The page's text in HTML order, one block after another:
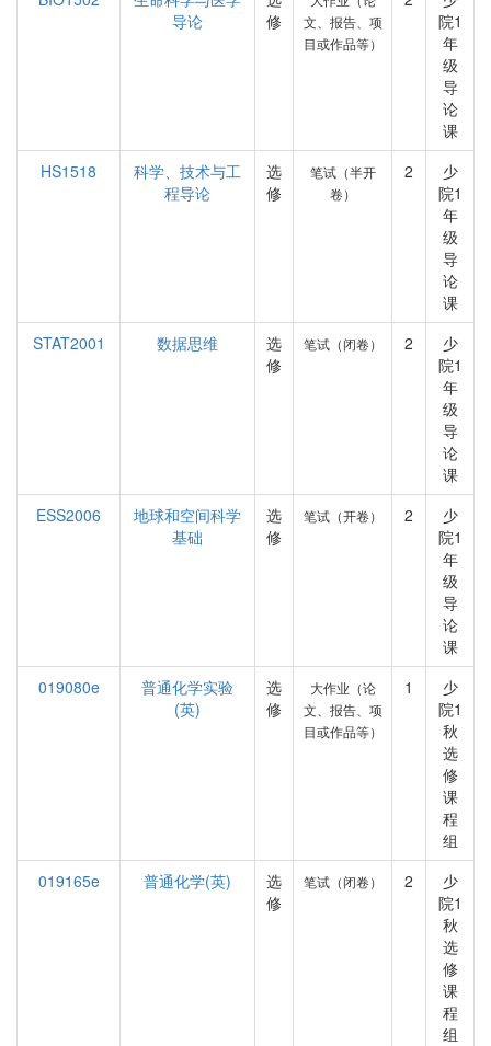
导论
修
文、报告、项
目或作品等）
院1
年
级
导
论
课
HS1518
科学、技术与工
程导论
选
修
笔试（半开
卷）
2
少
院1
年
级
导
论
课
STAT2001
数据思维
选
修
笔试（闭卷） 2
少
院1
年
级
导
论
课
ESS2006
地球和空间科学
基础
选
修
笔试（开卷） 2
少
院1
年
级
导
论
课
019080e
普通化学实验
(英)
选
修
大作业（论
文、报告、项
目或作品等）
1
少
院1
秋
选
修
课
程
组
019165e
普通化学(英)
选
修
笔试（闭卷） 2
少
院1
秋
选
修
课
程
组